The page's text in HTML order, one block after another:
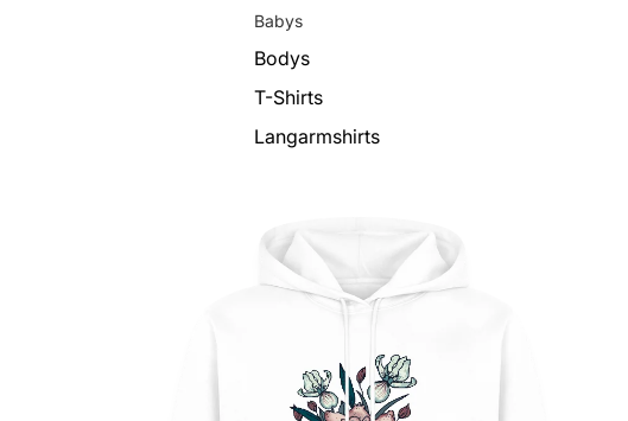
Babys
Bodys
T-Shirts
Langarmshirts